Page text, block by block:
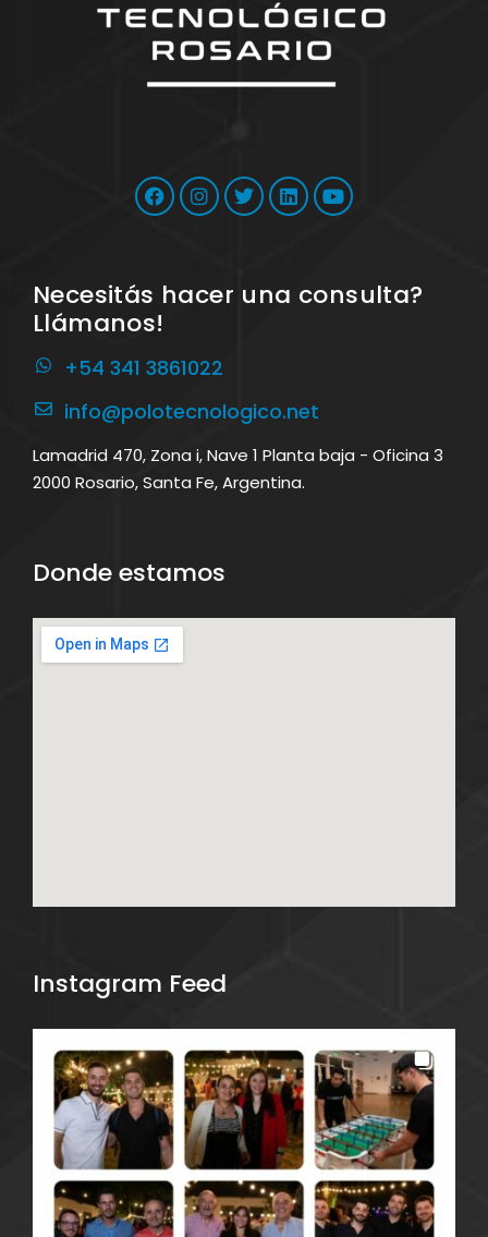
Necesitás hacer una consulta?
Llámanos!
+54 341 3861022
info@polotecnologico.net
Lamadrid 470, Zona i, Nave 1 Planta baja - Oficina 3
2000 Rosario, Santa Fe, Argentina.
Donde estamos
Instagram Feed